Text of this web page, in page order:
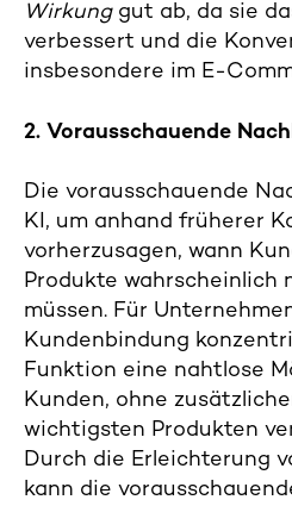
Wirkunggut ab, da sie
verbessert und die
insbesondere im E-
2. Vorausschauende
Die vorausschauende
KI, um anhand früherer
vorherzusagen, wann
Produkte wahrscheinlich
müssen. Für
Kundenbindung
Funktion eine nahtlose
Kunden, ohne
wichtigsten Produkten
Durch die Erleichterung
kann die